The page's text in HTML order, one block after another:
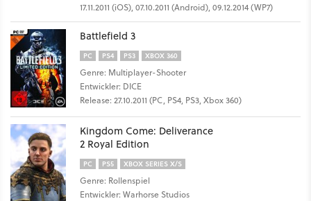
17.11.2011 (iOS), 07.10.2011 (Android), 09.12.2014 (WP7)
Battlefield 3
PC PS4 PS3 XBOX 360
Genre: Multiplayer-Shooter
Entwickler: DICE
Release: 27.10.2011 (PC, PS4, PS3, Xbox 360)
Kingdom Come: Deliverance
2 Royal Edition
PC PS5 XBOX SERIES X/S
Genre: Rollenspiel
Entwickler: Warhorse Studios